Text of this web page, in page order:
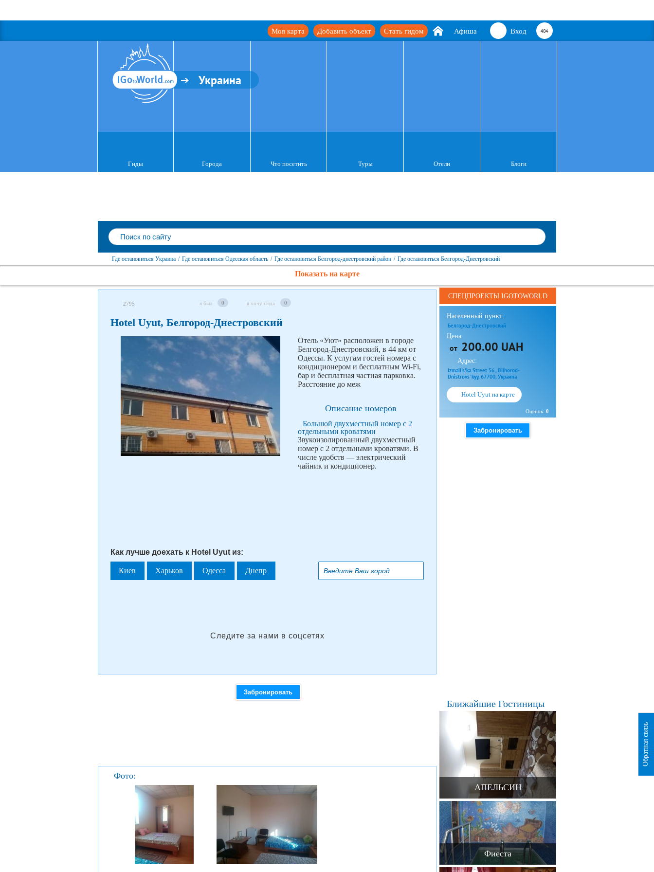
Вход
Афиша
Стать гидом
Добавить объект
Моя карта
Украина
Гиды Города Что посетить Туры Отели Блоги
Где остановиться Украина / Где остановиться Одесская область / Где остановиться Белгород-днестровский район / Где остановиться Белгород-Днестровский
Показать на карте
2795 я был 0 я хочу сюда 0
Hotel Uyut, Белгород-Днестровский
Отель «Уют» расположен в городе
Белгород-Днестровский, в 44 км от
Одессы. К услугам гостей номера с
кондиционером и бесплатным Wi-Fi,
бар и бесплатная частная парковка.
Расстояние до меж
Описание номеров
Большой двухместный номер с 2
отдельными кроватями
Звукоизолированный двухместный
номер с 2 отдельными кроватями. В
числе удобств — электрический
чайник и кондиционер.
Как лучше доехать к Hotel Uyut из:
Киев Харьков Одесса Днепр
Следите за нами в соцсетях
Забронировать
Фото:
СПЕЦПРОЕКТЫ IGOTOWORLD
Населенный пункт:
Белгород-Днестровский
Цена
от 200.00 UAH
Адрес:
Izmail's'ka Street 56 , Bilhorod-
Dnistrovsʼkyy, 67700, Украина
Hotel Uyut на карте
Оценок: 0
Забронировать
Ближайшие Гостиницы
АПЕЛЬСИН
Фиеста
Обратная связь